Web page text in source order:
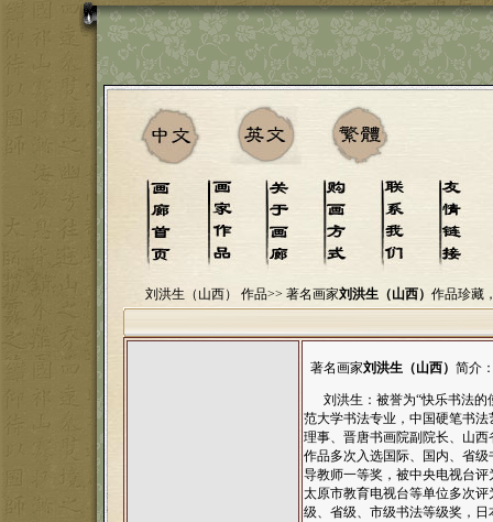
刘洪生（山西） 作品>> 著名画家刘洪生（山西） 作品珍藏
著名画家刘洪生（山西） 简介
刘洪生：被誉为“快乐书法的
范大学书法专业，中国硬笔书
理事、晋唐书画院副院长、山
作品多次入选国际、国内、省
导教师一等奖，被中央电视台
太原市教育电视台等单位多次
级、省级、市级书法等级奖，